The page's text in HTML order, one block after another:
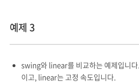
예제 3
swing와 linear를 비교하는 예제입니
이고, linear는 고정 속도입니다.